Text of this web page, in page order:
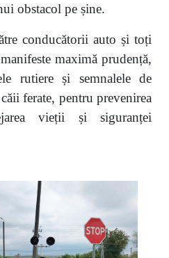
obstacol pe șine.
conducătorii auto și toți
maximă prudență,
rutiere și semnalele de
ferate, pentru prevenirea
vieții și siguranței